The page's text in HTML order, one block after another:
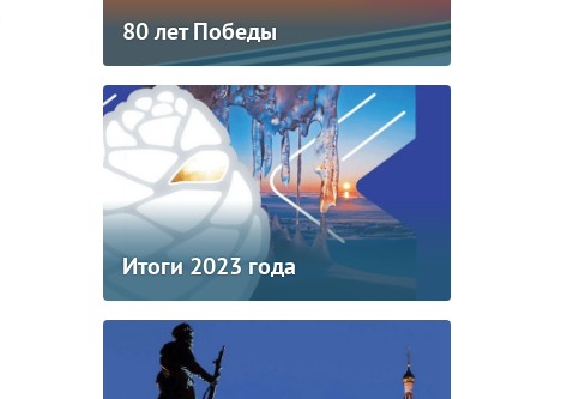
80 лет Победы
Итоги 2023 года